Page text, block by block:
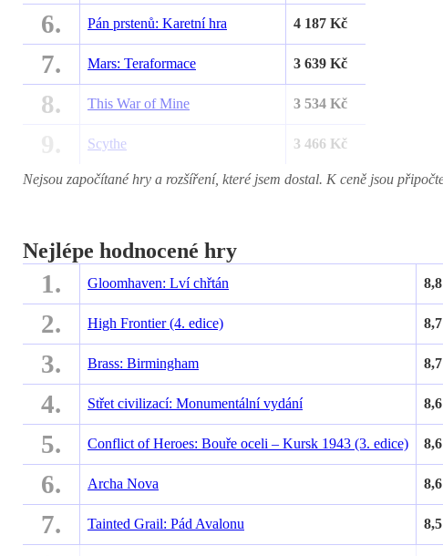
6. Pán prstenů: Karetní hra 4 187 Kč
7. Mars: Teraformace 3 639 Kč
8. This War of Mine 3 534 Kč
Scythe 3 466 Kč
Nejsou započítané hry a rozšíření, které jsem dostal. K ceně jsou
Nejlépe hodnocené hry
1. Gloomhaven: Lví chřtán
2. High Frontier (4. edice)
3. Brass: Birmingham
4. Střet civilizací: Monumentální vydání
5. Conflict of Heroes: Bouře oceli – Kursk 1943 (3. edice)
6. Archa Nova
7. Tainted Grail: Pád Avalonu